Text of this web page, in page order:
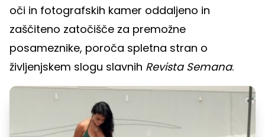
oči in fotografskih kamer oddaljeno in
zaščiteno zatočišče za premožne
posameznike, poroča spletna stran o
življenjskem slogu slavnih Revista Semana.